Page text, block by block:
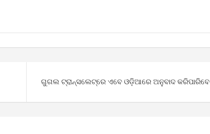
ଗୁଗଲ ଟ୍ରାନ୍ସଲେଟ୍‌ରେ ଏବେ ଓଡ଼ିଆରେ ଅନୁବାଦ କରିପାରିବେ